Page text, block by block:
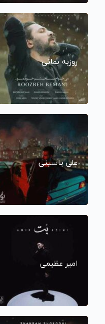
روزبه بمانی
علی یاسینی
امیر عظیمی